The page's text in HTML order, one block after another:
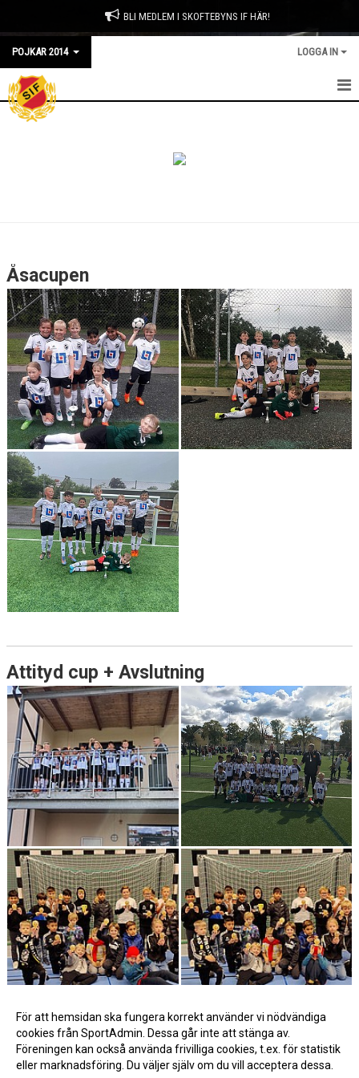
BLI MEDLEM I SKOFTEBYNS IF HÄR!
POJKAR 2014 LOGGA IN
HEM
BILDGALLERI
DOKUMENT
KONTAKT
LÄNKAR
Åsacupen
Attityd cup + Avslutning
För att hemsidan ska fungera korrekt använder vi nödvändiga
cookies från SportAdmin. Dessa går inte att stänga av.
Föreningen kan också använda frivilliga cookies, t.ex. för statistik
eller marknadsföring. Du väljer själv om du vill acceptera dessa.